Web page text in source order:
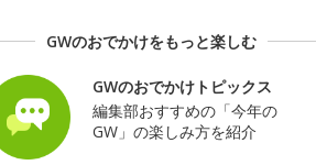
GWのおでかけをもっと楽しむ
GWのおでかけトピックス
編集部おすすめの「今年の
GW」の楽しみ方を紹介